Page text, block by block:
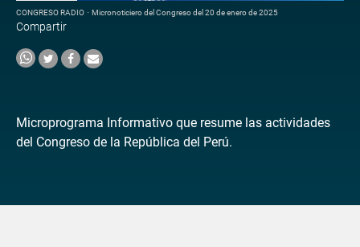
CONGRESO RADIO · Micronoticiero del Congreso del 20 de enero de 2025
Compartir
Microprograma Informativo que resume las actividades
del Congreso de la República del Perú.